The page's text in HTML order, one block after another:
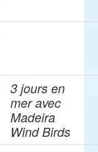
3 jours en
mer avec
Madeira
Wind Birds